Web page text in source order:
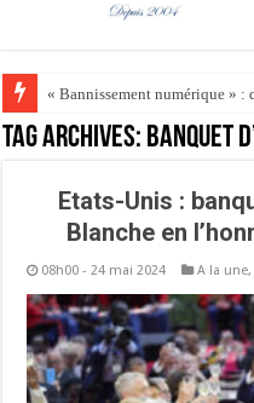
« Bannissement numérique »
Tag Archives: banquet
Etats-Unis :
Blanche en
08h00 - 24 mai 2024 A la une